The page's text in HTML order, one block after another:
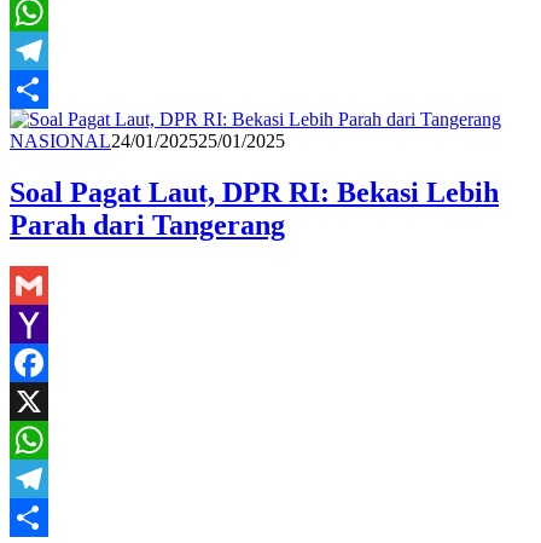
X
WhatsApp
Telegram
Share
NASIONALRedaksi
24/01/202525/01/2025
Soal Pagat Laut, DPR RI: Bekasi Lebih
Parah dari Tangerang
Gmail
Yahoo
Mail
Facebook
X
WhatsApp
Telegram